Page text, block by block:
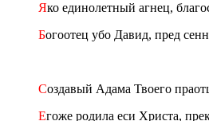
Яко единолетный агнец,
Богоотец убо Давид, пред
Создавый Адама Твоего
Егоже родила еси Христа,